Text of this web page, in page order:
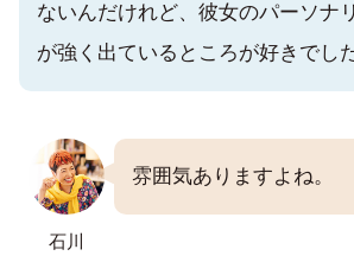
ないんだけれど、彼女のパーソナ
が強く出ているところが好きでした
石川
雰囲気ありますよね。